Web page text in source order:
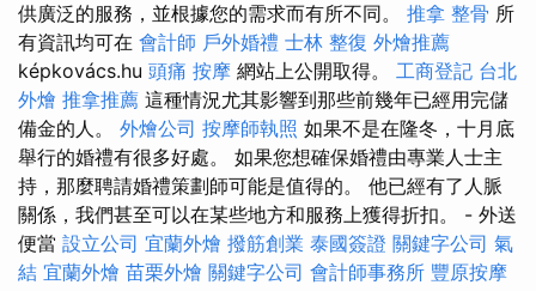
供廣泛的服務，並根據您的需求而有所不同。 推拿 整骨 所
有資訊均可在 會計師 戶外婚禮 士林 整復 外燴推薦
képkovács.hu 頭痛 按摩 網站上公開取得。 工商登記 台北
外燴 推拿推薦 這種情況尤其影響到那些前幾年已經用完儲
備金的人。 外燴公司 按摩師執照 如果不是在隆冬，十月底
舉行的婚禮有很多好處。 如果您想確保婚禮由專業人士主
持，那麼聘請婚禮策劃師可能是值得的。 他已經有了人脈
關係，我們甚至可以在某些地方和服務上獲得折扣。 - 外送
便當 設立公司 宜蘭外燴 撥筋創業 泰國簽證 關鍵字公司 氣
結 宜蘭外燴 苗栗外燴 關鍵字公司 會計師事務所 豐原按摩